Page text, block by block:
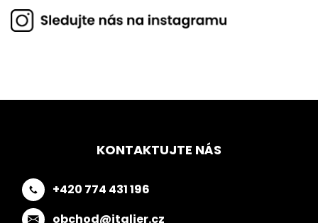
KONTAKTUJTE NÁS
+420 774 431 196
obchod@italier.cz